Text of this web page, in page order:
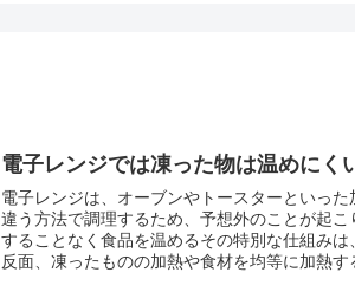
電子レンジでは凍った物は温めにく
電子レンジは、オーブンやトースターといった
違う方法で調理するため、予想外のことが起
することなく食品を温めるその特別な仕組み
反面、凍ったものの加熱や食材を均等に加熱す